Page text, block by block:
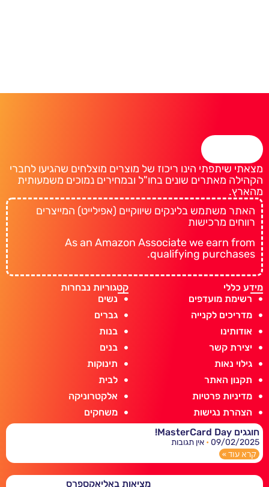
מצאתי שיתפתי הינו ריכוז של מוצרים מוצלחים שהגיעו לחברי
הקהילה מאתרים שונים בחו"ל ובמחירים נמוכים משמעותית
מהארץ.
האתר משתמש בלינקים שיווקיים (אפילייט) המייצרים
רווחים מרכישות
As an Amazon Associate we earn from
qualifying purchases.
מידע כללי
רשימת מועדפים
מדריכים לקנייה
אודותינו
יצירת קשר
גילוי נאות
תקנון האתר
מדיניות פרטיות
הצהרת נגישות
קטגוריות נבחרות
נשים
גברים
בנות
בנים
תינוקות
לבית
אלקטרוניקה
משחקים
חוגגים MasterCard Day!
09/02/2025 אין תגובות
קרא עוד »
מציאות באליאקספרס